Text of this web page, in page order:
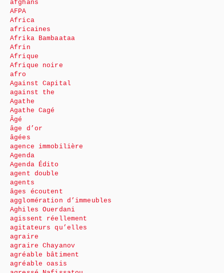
afghans
AFPA
Africa
africaines
Afrika Bambaataa
Afrin
Afrique
Afrique noire
afro
Against Capital
against the
Agathe
Agathe Cagé
Âgé
âge d’or
âgées
agence immobilière
Agenda
Agenda Édito
agent double
agents
âges écoutent
agglomération d’immeubles
Aghiles Ouerdani
agissent réellement
agitateurs qu’elles
agraire
agraire Chayanov
agréable bâtiment
agréable oasis